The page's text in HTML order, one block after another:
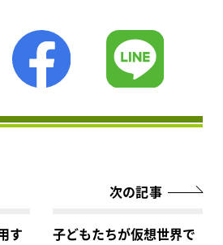
す
次の記事
子どもたちが仮想世界で